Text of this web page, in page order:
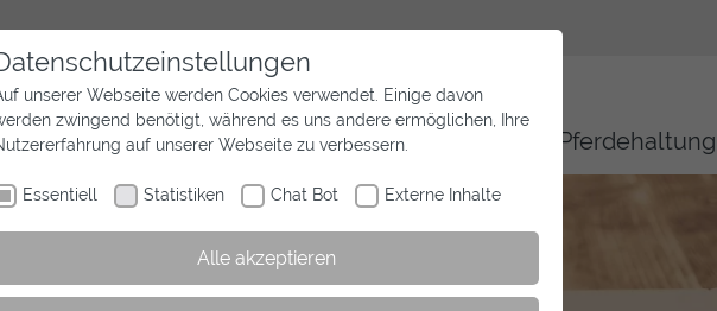
Aktuelles Wir sind Westfalen Pferdehaltung
unserer Webseite werden Cookies verwendet. Einige davon
zwingend benötigt, während es uns andere ermöglichen, Ihre
auf unserer Webseite zu verbessern.
Essentiell Statistiken Chat Bot Externe Inhalte
Alle akzeptieren